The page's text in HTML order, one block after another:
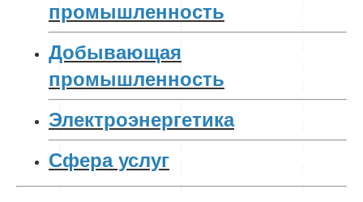
промышленность
Добывающая
промышленность
Электроэнергетика
Сфера услуг